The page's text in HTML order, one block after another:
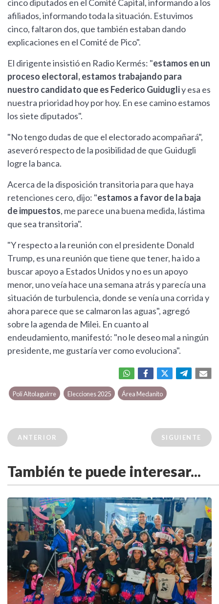
cinco diputados en el Comité Capital, informando a los
afiliados, informando toda la situación. Estuvimos
cinco, faltaron dos, que también estaban dando
explicaciones en el Comité de Pico".
El dirigente insistió en Radio Kermés: "estamos en un
proceso electoral, estamos trabajando para
nuestro candidato que es Federico Guidugliy esa es
nuestra prioridad hoy por hoy. En ese camino estamos
los siete diputados".
"No tengo dudas de que el electorado acompañará",
aseveró respecto de la posibilidad de que Guidugli
logre la banca.
Acerca de la disposición transitoria para que haya
retenciones cero, dijo: "estamos a favor de la baja
de impuestos, me parece una buena medida, lástima
que sea transitoria".
"Y respecto a la reunión con el presidente Donald
Trump, es una reunión que tiene que tener, ha ido a
buscar apoyo a Estados Unidos y no es un apoyo
menor, uno veía hace una semana atrás y parecía una
situación de turbulencia, donde se venía una corrida y
ahora parece que se calmaron las aguas", agregó
sobre la agenda de Milei. En cuanto al
endeudamiento, manifestó: "no le deseo mal a ningún
presidente, me gustaría ver como evoluciona".
Poli Altolaguirre Elecciones 2025 Área Medanito
ANTERIOR SIGUIENTE
También te puede interesar...